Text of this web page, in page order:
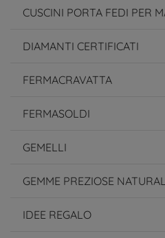
CUSCINI PORTA FEDI PER
DIAMANTI CERTIFICATI
FERMACRAVATTA
FERMASOLDI
GEMELLI
GEMME PREZIOSE
IDEE REGALO